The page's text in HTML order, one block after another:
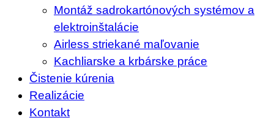
Montáž sadrokartónových systémov a
elektroinštalácie
Airless striekané maľovanie
Kachliarske a krbárske práce
Čistenie kúrenia
Realizácie
Kontakt